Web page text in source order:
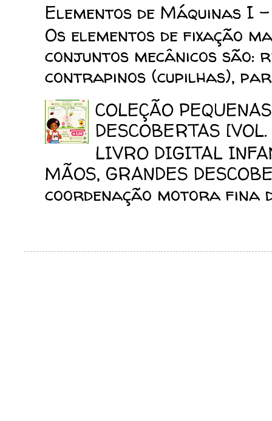
Elementos de Máquinas I
Os elementos de fixação
conjuntos mecânicos são:
contrapinos (cupilhas),
COLEÇÃO
DESCOBERTAS [VOL.
LIVRO DIGITAL
MÃOS, GRANDES
coordenação motora fina